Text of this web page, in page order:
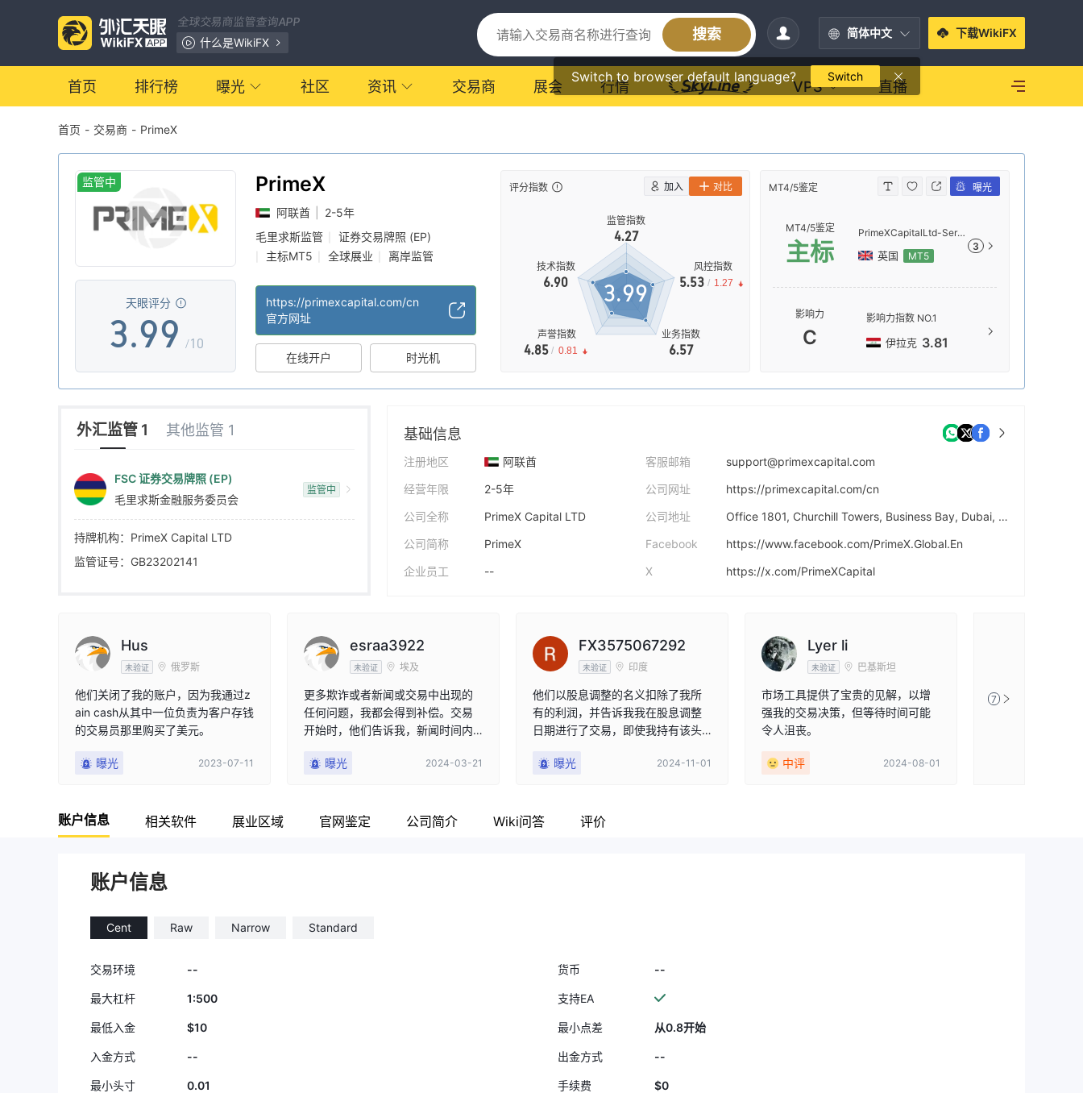
全球交易商监管查询APP
什么是WikiFX
搜索 简体中文
Switch to browser default language? Switch
下载WikiFX
首页 排行榜 曝光 社区 资讯 交易商 展会 行情 VPS 直播
首页 - 交易商 - PrimeX
监管中
天眼评分
0
1
2
3
4
5
6
7
8
.
3
4
5
6
7
8
9
3
4
5
6
7
8
9 /10
PrimeX
阿联酋
2-5年
毛里求斯监管
证券交易牌照 (EP)
主标MT5 全球展业 离岸监管
https://primexcapital.com/cn
官方网址
在线开户 时光机
评分指数
监管指数
4.27
技术指数
6.90
声誉指数
4.85 / 0.81
业务指数
6.57
风控指数
5.53 / 1.27
3.99
MT4/5鉴定
MT4/5鉴定
主标
PrimeXCapitalLtd-Serv
英国 MT5
3
影响力
C
影响力指数 NO.1
伊拉克 3.81
加入 对比 曝光
外汇监管 1 其他监管 1
FSC 证券交易牌照 (EP)
毛里求斯金融服务委员会
监管中
持牌机构：PrimeX Capital LTD
监管证号：GB23202141
基础信息
注册地区
阿联酋
经营年限
2-5年
公司全称
PrimeX Capital LTD
公司简称
PrimeX
企业员工
--
客服邮箱
support@primexcapital.com
公司网址
https://primexcapital.com/cn
公司地址
Office 1801, Churchill Towers, Business Bay, Dubai, UAE.
Facebook
https://www.facebook.com/PrimeX.Global.En
X
https://x.com/PrimeXCapital
Hus
未验证 俄罗斯
他们关闭了我的账户，因为我通过z
ain cash从其中一位负责为客户存钱
的交易员那里购买了美元。
曝光 2023-07-11
esraa3922
未验证 埃及
更多欺诈或者新闻或交易中出现的
任何问题，我都会得到补偿。交易
开始时，他们告诉我，新闻时间内
的影响。他们欺骗客户关于公司的
提到这都是谎言，他们与外汇无
的咒骂增加了，所以无法补偿。我
曝光 2024-03-21
FX3575067292
未验证 印度
他们以股息调整的名义扣除了我所
有的利润，并告诉我我在股息调整
日期进行了交易，即使我持有该头
盈利。这非常不公平，我建议投诉
曝光 2024-11-01
Lyer li
未验证 巴基斯坦
市场工具提供了宝贵的见解，以增
强我的交易决策，但等待时间可能
令人沮丧。
中评 2024-08-01
7
账户信息 相关软件 展业区域 官网鉴定 公司简介 Wiki问答 评价
账户信息
Cent Raw Narrow Standard
交易环境 -- 货币 --
最大杠杆 1:500 支持EA
最低入金 $10 最小点差 从0.8开始
入金方式 -- 出金方式 --
最小头寸 0.01 手续费 $0